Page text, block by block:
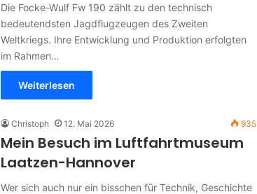
Die Focke-Wulf Fw 190 zählt zu den technisch
bedeutendsten Jagdflugzeugen des Zweiten
Weltkriegs. Ihre Entwicklung und Produktion erfolgten
im Rahmen…
Weiterlesen
Christoph 12. Mai 2026 935
Mein Besuch im Luftfahrtmuseum
Laatzen-Hannover
Wer sich auch nur ein bisschen für Technik, Geschichte